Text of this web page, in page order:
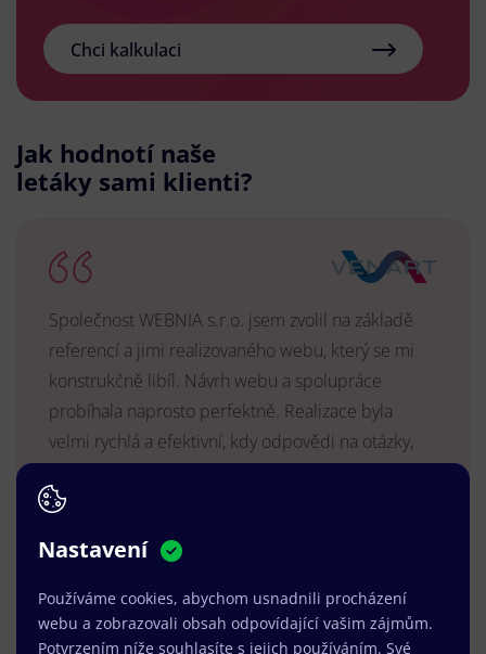
Chci kalkulaci
Jak hodnotí naše
letáky sami klienti?
Společnost WEBNIA s.r.o. jsem zvolil na základě
referencí a jimi realizovaného webu, který se mi
konstrukčně libíl. Návrh webu a spolupráce
probíhala naprosto perfektně. Realizace byla
velmi rychlá a efektivní, kdy odpovědi na otázky,
vyřešilo k mé spokojenosti. Web je dlouhodobě
na pozitivním vnímání naší značky.
MUDr. Radek Vyšohlíd,
VENART s.r.o.
Nastavení
Používáme cookies, abychom usnadnili procházení
webu a zobrazovali obsah odpovídající vašim zájmům.
Potvrzením níže souhlasíte s jejich používáním. Své